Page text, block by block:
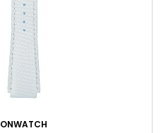
ONWATCH